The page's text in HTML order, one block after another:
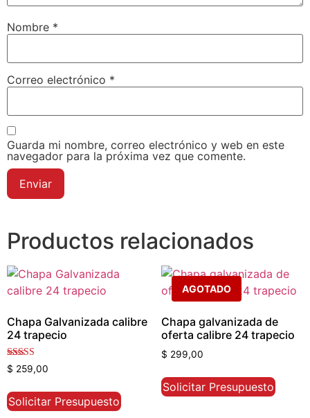
Nombre *
Correo electrónico *
Guarda mi nombre, correo electrónico y web en este
navegador para la próxima vez que comente.
Productos relacionados
Chapa Galvanizada calibre
24 trapecio
Valorado con
5.00
$ 259,00
Solicitar Presupuesto
AGOTADO
Chapa galvanizada de
oferta calibre 24 trapecio
$ 299,00
Solicitar Presupuesto